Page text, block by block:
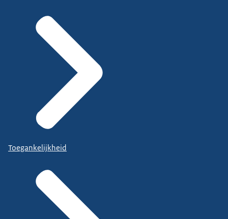
Toegankelijkheid